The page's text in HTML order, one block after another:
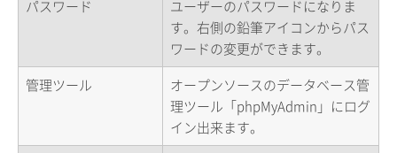
パスワード
ユーザーのパスワードになりま
す。右側の鉛筆アイコンからパス
ワードの変更ができます。
管理ツール
オープンソースのデータベース管
理ツール「phpMyAdmin」にログ
イン出来ます。